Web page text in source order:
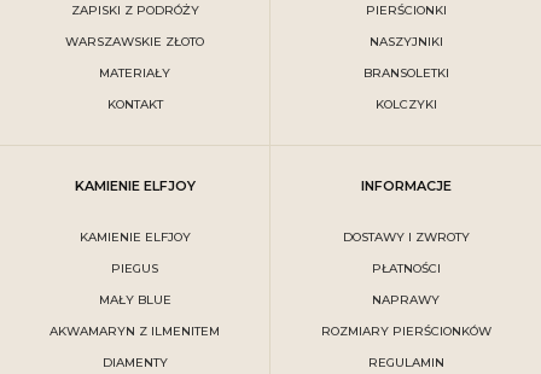
ZAPISKI Z PODRÓŻY
WARSZAWSKIE ZŁOTO
MATERIAŁY
KONTAKT
PIERŚCIONKI
NASZYJNIKI
BRANSOLETKI
KOLCZYKI
KAMIENIE ELFJOY
KAMIENIE ELFJOY
PIEGUS
MAŁY BLUE
AKWAMARYN Z ILMENITEM
DIAMENTY
INFORMACJE
DOSTAWY I ZWROTY
PŁATNOŚCI
NAPRAWY
ROZMIARY PIERŚCIONKÓW
REGULAMIN